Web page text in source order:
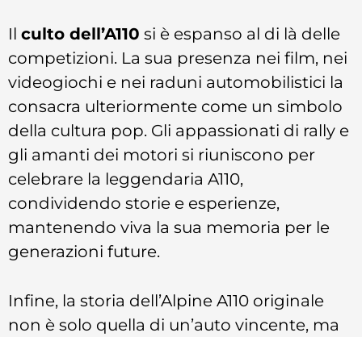
Il culto dell’A110 si è espanso al di là delle
competizioni. La sua presenza nei film, nei
videogiochi e nei raduni automobilistici la
consacra ulteriormente come un simbolo
della cultura pop. Gli appassionati di rally e
gli amanti dei motori si riuniscono per
celebrare la leggendaria A110,
condividendo storie e esperienze,
mantenendo viva la sua memoria per le
generazioni future.
Infine, la storia dell’Alpine A110 originale
non è solo quella di un’auto vincente, ma